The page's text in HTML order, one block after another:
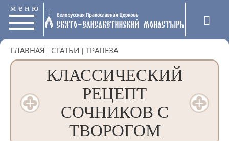
меню
ГЛАВНАЯ | СТАТЬИ | ТРАПЕЗА
КЛАССИЧЕСКИЙ
РЕЦЕПТ
СОЧНИКОВ С
ТВОРОГОМ